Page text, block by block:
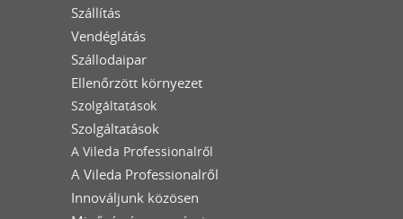
Szállítás
Vendéglátás
Szállodaipar
Ellenőrzött környezet
Szolgáltatások
Szolgáltatások
A Vileda Professionalről
A Vileda Professionalről
Innováljunk közösen